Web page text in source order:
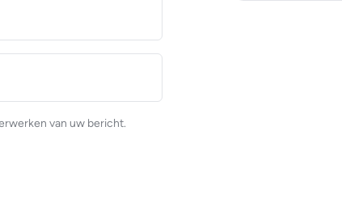
van uw bericht.